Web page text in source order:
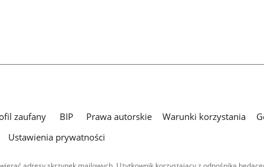
zaufany BIP Prawa autorskie Warunki korzystania
Ustawienia prywatności